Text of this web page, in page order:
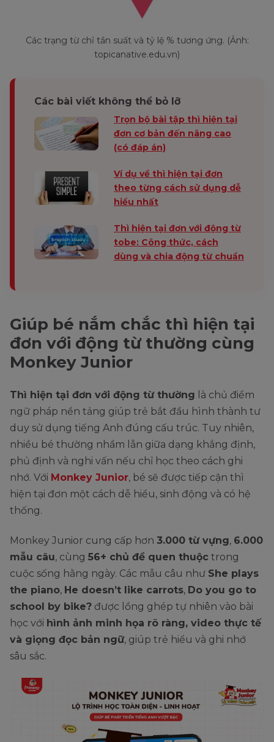
Các trạng từ chỉ tần suất và tỷ lệ % tương ứng. (Ảnh:
topicanative.edu.vn)
Các bài viết không thể bỏ lỡ
Trọn bộ bài tập thì hiện tại
đơn cơ bản đến nâng cao
(có đáp án)
Ví dụ về thì hiện tại đơn
theo từng cách sử dụng dễ
hiểu nhất
Thì hiện tại đơn với động từ
tobe: Công thức, cách
dùng và chia động từ chuẩn
Giúp bé nắm chắc thì hiện tại
đơn với động từ thường cùng
Monkey Junior
Thì hiện tại đơn với động từ thường là chủ điểm
ngữ pháp nền tảng giúp trẻ bắt đầu hình thành tư
duy sử dụng tiếng Anh đúng cấu trúc. Tuy nhiên,
nhiều bé thường nhầm lẫn giữa dạng khẳng định,
phủ định và nghi vấn nếu chỉ học theo cách ghi
nhớ. Với Monkey Junior, bé sẽ được tiếp cận thì
hiện tại đơn một cách dễ hiểu, sinh động và có hệ
thống.
Monkey Junior cung cấp hơn 3.000 từ vựng, 6.000
mẫu câu, cùng 56+ chủ đề quen thuộc trong
cuộc sống hằng ngày. Các mẫu câu như She plays
the piano, He doesn’t like carrots, Do you go to
school by bike? được lồng ghép tự nhiên vào bài
học với hình ảnh minh họa rõ ràng, video thực tế
và giọng đọc bản ngữ, giúp trẻ hiểu và ghi nhớ
sâu sắc.